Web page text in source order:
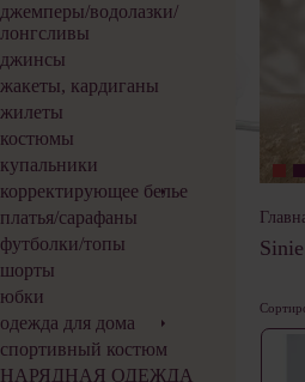
джемперы/водолазки/
лонгсливы
джинсы
жакеты, кардиганы
жилеты
костюмы
купальники
корректирующее белье
платья/сарафаны
футболки/топы
шорты
юбки
одежда для дома
спортивный костюм
НАРЯДНАЯ ОДЕЖДА